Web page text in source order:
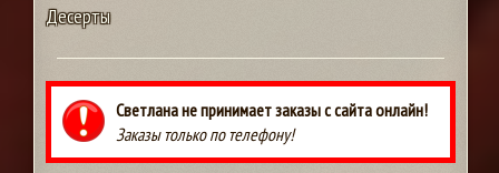
Десерты
Светлана не принимает заказы с сайта онлайн!
Заказы только по телефону!